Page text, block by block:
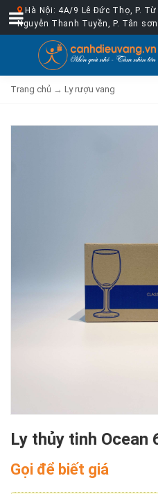
Hà Nội: 4A/9 Lê Đức Thọ, P.
Nguyễn Thanh Tuyền, P. Tân
Trang chủ → Ly rượu vang
Ly thủy tinh Ocean
Gọi để biết giá